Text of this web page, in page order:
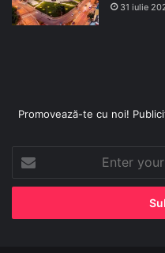
31 iulie
Promovează-te cu noi!
Enter
your
Email